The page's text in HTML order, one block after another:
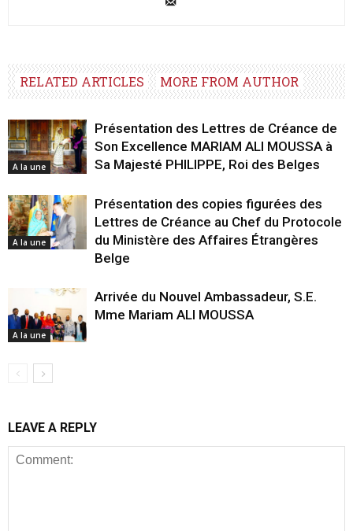
RELATED ARTICLES MORE FROM AUTHOR
A la une
Présentation des Lettres de Créance de
Son Excellence MARIAM ALI MOUSSA à
Sa Majesté PHILIPPE, Roi des Belges
A la une
Présentation des copies figurées des
Lettres de Créance au Chef du Protocole
du Ministère des Affaires Étrangères
Belge
A la une
Arrivée du Nouvel Ambassadeur, S.E.
Mme Mariam ALI MOUSSA
LEAVE A REPLY